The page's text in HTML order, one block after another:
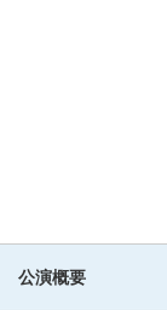
公演概要